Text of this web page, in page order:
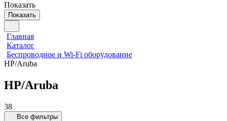
Показать
Показать
Главная
Каталог
Беспроводное и Wi-Fi оборудование
HP/Aruba
HP/Aruba
38
Все фильтры